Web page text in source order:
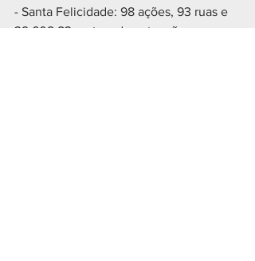
- Santa Felicidade: 98 ações, 93 ruas e
39.608 83 metros de extensão;